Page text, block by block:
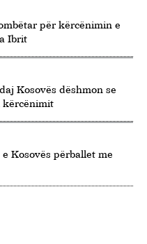
për kërcënimin e
Ibrit
Kosovës dëshmon se
kërcënimit
Kosovës përballet me